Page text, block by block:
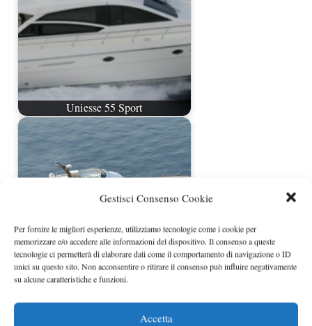
Gestisci Consenso Cookie
Per fornire le migliori esperienze, utilizziamo tecnologie come i cookie per
memorizzare e/o accedere alle informazioni del dispositivo. Il consenso a queste
tecnologie ci permetterà di elaborare dati come il comportamento di navigazione o ID
unici su questo sito. Non acconsentire o ritirare il consenso può influire negativamente
su alcune caratteristiche e funzioni.
Accetta
Uniesse 55 Sport
Abati 64 di Abati Yachts